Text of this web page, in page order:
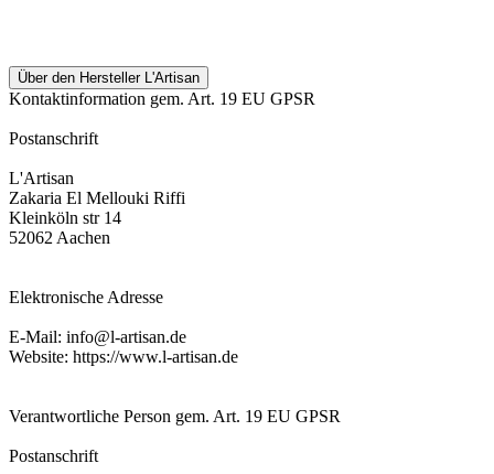
Über den Hersteller L'Artisan
Kontaktinformation gem. Art. 19 EU GPSR
Postanschrift
L'Artisan
Zakaria El Mellouki Riffi
Kleinköln str 14
52062 Aachen
Elektronische Adresse
E-Mail: info@l-artisan.de
Website: https://www.l-artisan.de
Verantwortliche Person gem. Art. 19 EU GPSR
Postanschrift